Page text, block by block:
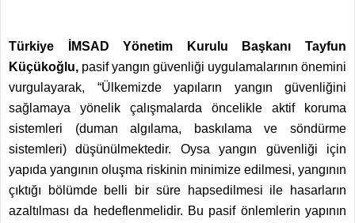
Türkiye İMSAD Yönetim Kurulu Başkanı Tayfun
Küçükoğlu, pasif yangın güvenliği uygulamalarının önemini
vurgulayarak, “Ülkemizde yapıların yangın güvenliğini
sağlamaya yönelik çalışmalarda öncelikle aktif koruma
sistemleri (duman algılama, baskılama ve söndürme
sistemleri) düşünülmektedir. Oysa yangın güvenliği için
yapıda yangının oluşma riskinin minimize edilmesi, yangının
çıktığı bölümde belli bir süre hapsedilmesi ile hasarların
azaltılması da hedeflenmelidir. Bu pasif önlemlerin yapının